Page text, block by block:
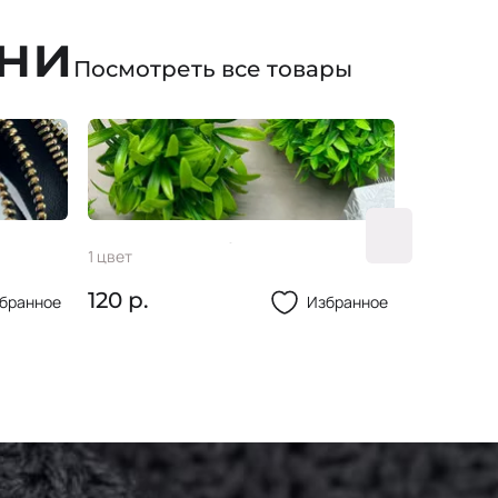
Посмотреть все товары
Кружево #39 145мм
1 цвет
120 р. Избранное